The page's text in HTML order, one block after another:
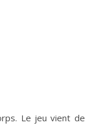
Le jeu vient de